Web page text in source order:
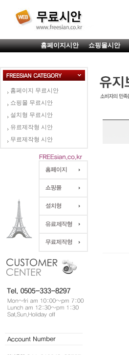
홈페이지시안 쇼핑몰시안
홈페이지 무료시안
쇼핑몰 무료시안
설치형 무료시안
유료제작형 시안
무료제작형 시안